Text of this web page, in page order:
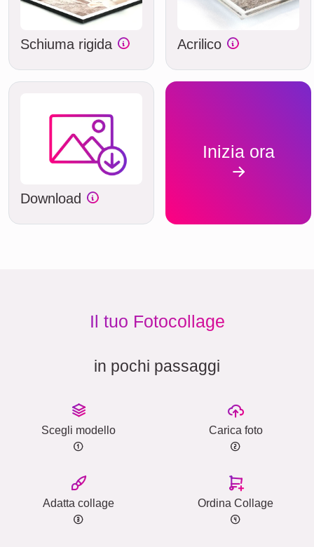
Schiuma rigida Acrilico
Download
Inizia ora
Il tuo Fotocollage
in pochi passaggi
Scegli modello Carica foto
Adatta collage Ordina Collage